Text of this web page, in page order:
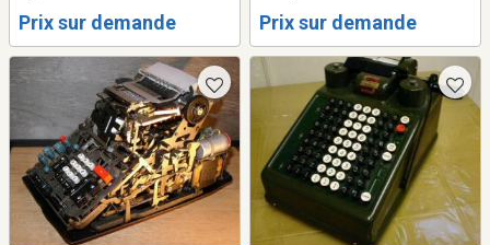
Prix sur demande Prix sur demande